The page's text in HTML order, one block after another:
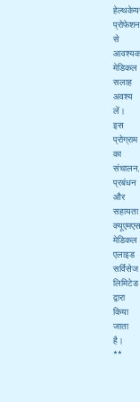
से
आवश्यक
मेडिकल
सलाह
अवश्य
लें।
इस
प्रोग्राम
का
संचालन,
प्रबंधन
और
सहायता
क्यूएमएस
मेडिकल
एलाइड
सर्विसेज
लिमिटेड
द्वारा
किया
जाता
है।
**